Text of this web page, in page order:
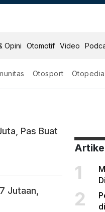
Opini Otomotif Video
Otosport Otopedia
Pas Buat
Jutaan,
1
2